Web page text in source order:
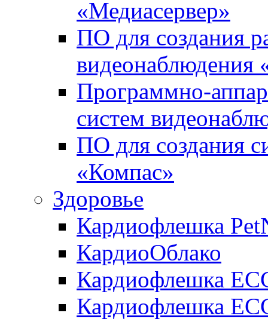
«Медиасервер»
ПО для создания
видеонаблюдения
Программно-
систем
ПО для создания
«Компас»
Здоровье
Кардиофлешка
КардиоОблако
Кардиофлешка
Кардиофлешка